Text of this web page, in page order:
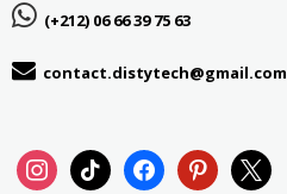
(+212) 06 66 39 75 63
contact.distytech@gmail.com
instagramtiktok facebookpinterest
x